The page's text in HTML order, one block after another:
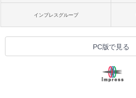
インプレスグループ
PC版で見る